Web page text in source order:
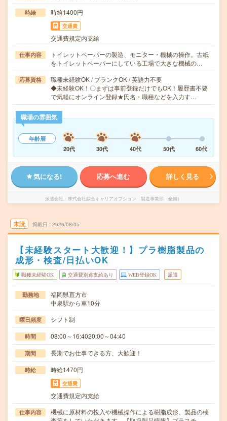
時給 時給1400円
交通費
交通費規定内支給
仕事内容
トイレットペーパーの製造、モニター・機械の操作。古紙
をトイレットペーパーにしている工場で大きな機械の…
応募資格
職種未経験OK / ブランクOK / 英語力不要
◆未経験OK！〇まずは事前登録だけでもOK！履歴書不要
で気軽にオンライン登録★氏名・職種などを入力す…
職場の雰囲気
年齢層
20代
30代 40代 50代 60代
気になる! 応募へ進む 詳しく見る
派遣会社 株式会社綜合キャリアオプション 製造事業部（全国）
未読 掲載日 2026/08/05
【未経験スタート大歓迎！】プラ樹脂製品の
成形・検査/日払いOK
職種未経験OK 交通費別途支給あり WEB登録OK 派遣
勤務地
福岡県直方市
中泉駅から車10分
曜日頻度 シフト制
時間 08:00～16:4020:00～04:40
期間 長期でお仕事できる方、大歓迎！
時給 時給1470円
交通費
交通費規定内支給
仕事内容
機械に原材料の投入や機械操作による樹脂成形、製品の検